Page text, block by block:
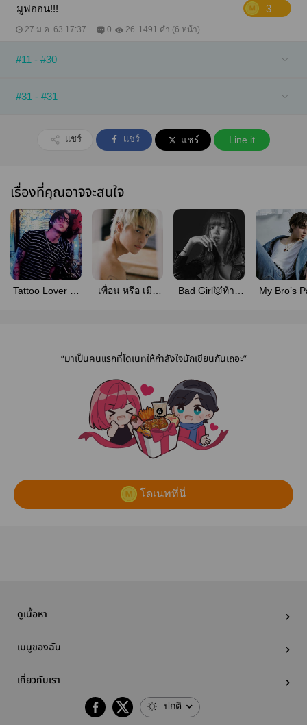
มูฟออน!!!
3
27 ม.ค. 63 17:37 0 26 1491 คำ (6 หน้า)
#11 - #30
#31 - #31
แชร์ แชร์ แชร์ Line it
เรื่องที่คุณอาจจะสนใจ
Tattoo Lover ☠️
เพื่อน หรือ เมีย
Bad Girl👿ท้าย
My Bro’s
“มาเป็นคนแรกที่โดเนทให้กำลังใจนักเขียนกันเถอะ”
โดเนทที่นี่
ดูเนื้อหา
เมนูของฉัน
เกี่ยวกับเรา
ปกติ